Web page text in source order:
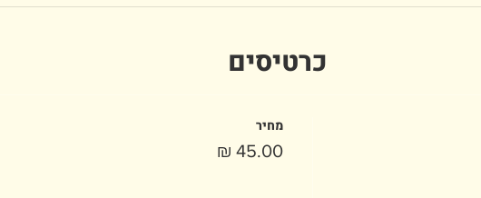
כרטיסים
מחיר